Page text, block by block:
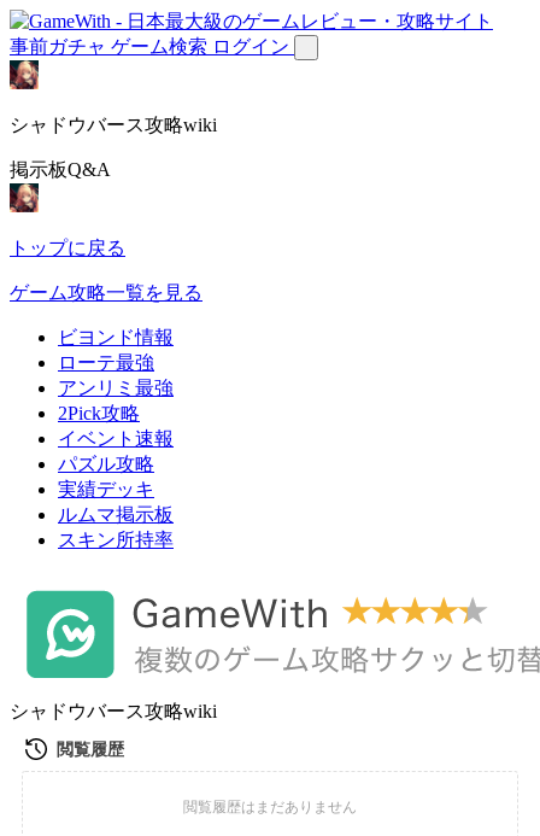
事前ガチャ ゲーム検索 ログイン
シャドウバース攻略wiki
掲示板Q&A
トップに戻る
ゲーム攻略一覧を見る
ビヨンド情報
ローテ最強
アンリミ最強
2Pick攻略
イベント速報
パズル攻略
実績デッキ
ルムマ掲示板
スキン所持率
シャドウバース攻略wiki